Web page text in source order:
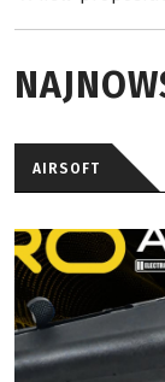
AIRSOFT